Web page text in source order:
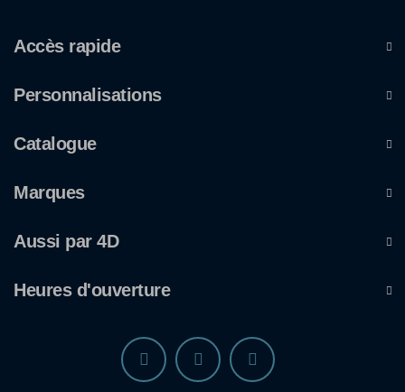
Accès rapide
Personnalisations
Catalogue
Marques
Aussi par 4D
Heures d'ouverture